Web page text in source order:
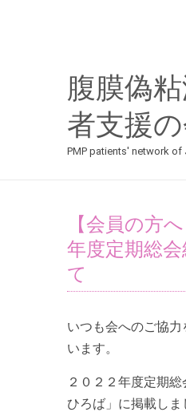
腹膜偽
者支援
PMP patients' network of
【会員の方
年度定期総
て
いつも会へのご協
います。
２０２２年度定期
ひろば」に掲載しま